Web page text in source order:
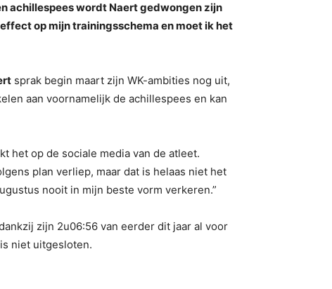
achillespees wordt Naert gedwongen zijn
op mijn trainingsschema en moet ik het
sprak begin maart zijn WK-ambities nog uit,
aan voornamelijk de achillespees en kan
het op de sociale media van de atleet.
plan verliep, maar dat is helaas niet het
nooit in mijn beste vorm verkeren.”
zijn 2u06:56 van eerder dit jaar al voor
niet uitgesloten.